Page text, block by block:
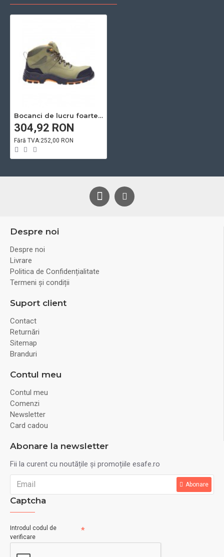
Bocanci de lucru foarte usori GRINDER S3 - Bombeu compozit usor
304,92 RON
Fără TVA:252,00 RON
Despre noi
Despre noi
Livrare
Politica de Confidențialitate
Termeni și condiții
Suport client
Contact
Returnări
Sitemap
Branduri
Contul meu
Contul meu
Comenzi
Newsletter
Card cadou
Abonare la newsletter
Fii la curent cu noutățile și promoțiile esafe.ro
Abonare
Captcha
Introdul codul de
verificare